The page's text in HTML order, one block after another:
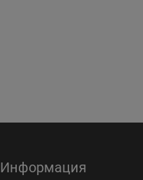
Информация